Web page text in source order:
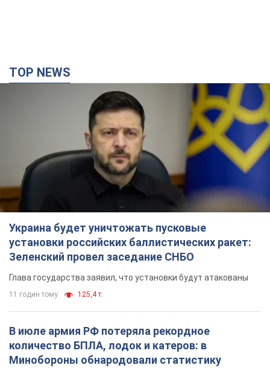
TOP NEWS
Украина будет уничтожать пусковые
установки российских баллистических ракет:
Зеленский провел заседание СНБО
Глава государства заявил, что установки будут атакованы
11 годин тому 125,4 т.
В июле армия РФ потеряла рекордное
количество БПЛА, лодок и катеров: в
Минобороны обнародовали статистику